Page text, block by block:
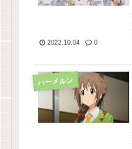
2022.10.04 0
ハーメルン